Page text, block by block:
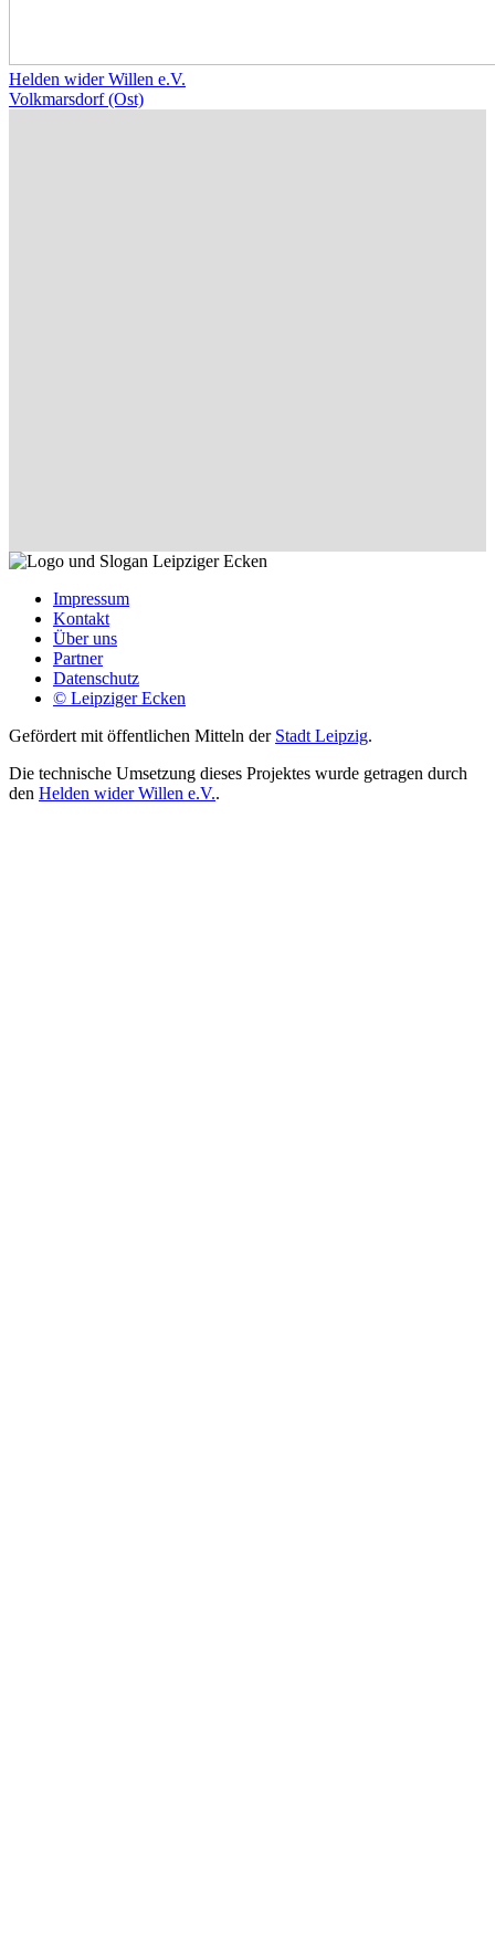
Helden wider Willen e.V.
Volkmarsdorf (Ost)
Impressum
Kontakt
Über uns
Partner
Datenschutz
© Leipziger Ecken
Gefördert mit öffentlichen Mitteln der Stadt Leipzig.
Die technische Umsetzung dieses Projektes wurde getragen durch
den Helden wider Willen e.V..